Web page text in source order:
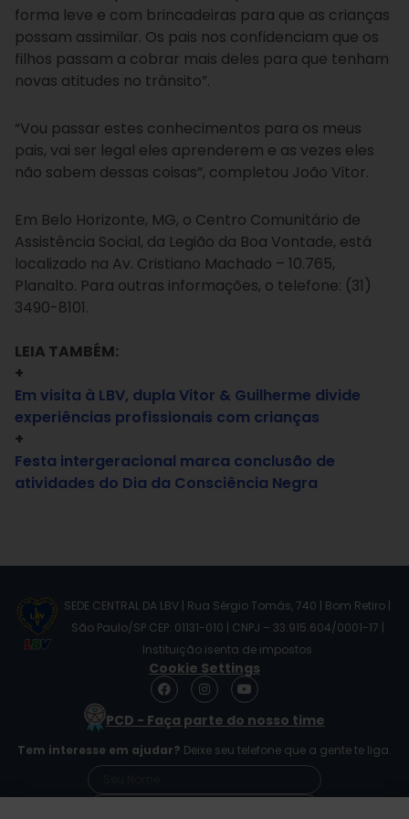
forma leve e com brincadeiras para que as crianças
possam assimilar. Os pais nos confidenciam que os
filhos passam a cobrar mais deles para que tenham
novas atitudes no trânsito”.
“Vou passar estes conhecimentos para os meus
pais, vai ser legal eles aprenderem e as vezes eles
não sabem dessas coisas”, completou João Vitor.
Em Belo Horizonte, MG, o Centro Comunitário de
Assistência Social, da Legião da Boa Vontade, está
localizado na Av. Cristiano Machado – 10.765,
Planalto. Para outras informações, o telefone: (31)
3490-8101.
LEIA TAMBÉM:
+
Em visita à LBV, dupla Vitor & Guilherme divide
experiências profissionais com crianças
+
Festa intergeracional marca conclusão de
atividades do Dia da Consciência Negra
SEDE CENTRAL DA LBV | Rua Sérgio Tomás, 740 | Bom Retiro |
São Paulo/SP CEP: 01131-010 | CNPJ – 33.915.604/0001-17 |
Instituição isenta de impostos
Cookie Settings
F
a
e
o
o
I
n
s
t
g
r
m
Y
o
t
b
e
PCD - Faça parte do nosso time
Tem interesse em ajudar? Deixe seu telefone que a gente te liga.